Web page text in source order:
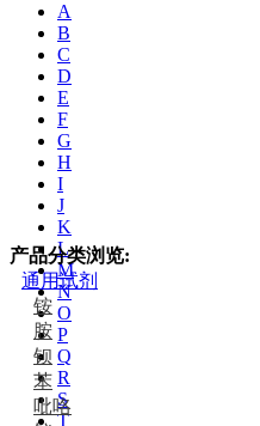
A
B
C
D
E
F
G
H
I
J
K
L
M
N
O
P
Q
R
S
T
产品分类浏览:
通用试剂
铵
胺
钡
苯
吡咯